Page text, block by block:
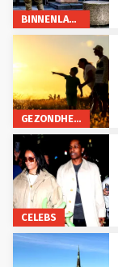
BINNENLAND
GEZONDHEID
CELEBS